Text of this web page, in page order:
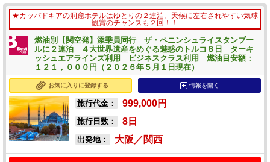
★カッパドキアの洞窟ホテルはゆとりの２連泊。天候に左右されやすい気球
観賞のチャンスも２回！！
燃油別【関空発】添乗員同行 ザ・ペニンシュライスタンブー
ルに２連泊 ４大世界遺産をめぐる魅惑のトルコ８日 ターキ
ッシュエアラインズ利用 ビジネスクラス利用 燃油目安額：
１２１，０００円（２０２６年５月１日現在）
お気に入りに登録する 情報を開く
旅行代金： 999,000円
旅行日数： 8 日
出発地： 大阪／関西